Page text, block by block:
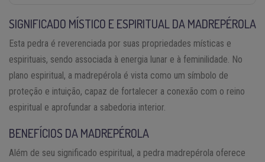
SIGNIFICADO MÍSTICO E ESPIRITUAL DA MADREPÉROLA
Esta pedra é reverenciada por suas propriedades místicas e
espirituais, sendo associada à energia lunar e à feminilidade. No
plano espiritual, a madrepérola é vista como um símbolo de
proteção e intuição, capaz de fortalecer a conexão com o reino
espiritual e aprofundar a sabedoria interior.
BENEFÍCIOS DA MADREPÉROLA
Além de seu significado espiritual, a pedra madrepérola oferece